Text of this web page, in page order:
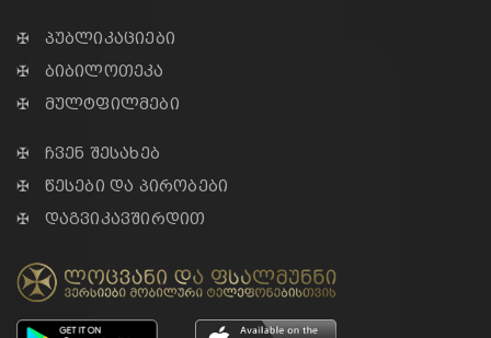
✠ პუბლიკაციები
✠ ბიბილოთეკა
✠ მულტფილმები
✠ ჩვენ შესახებ
✠ წესები და პირობები
✠ დაგვიკავშირდით